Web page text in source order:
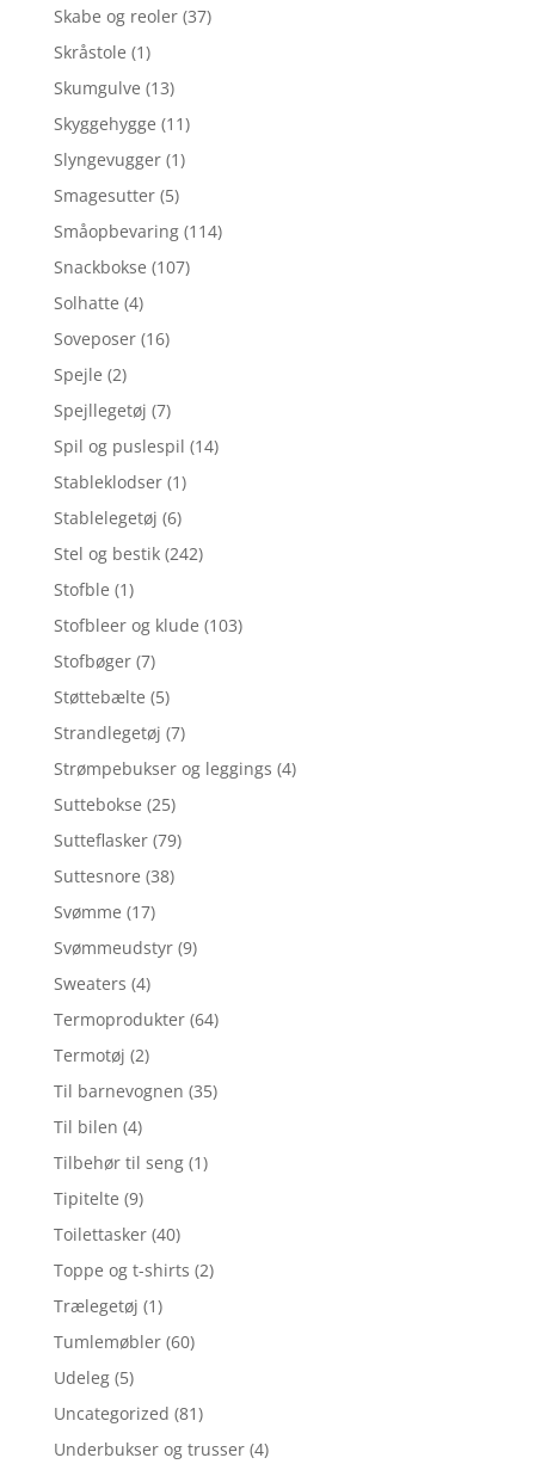
Skabe og reoler (37)
Skråstole (1)
Skumgulve (13)
Skyggehygge (11)
Slyngevugger (1)
Smagesutter (5)
Småopbevaring (114)
Snackbokse (107)
Solhatte (4)
Soveposer (16)
Spejle (2)
Spejllegetøj (7)
Spil og puslespil (14)
Stableklodser (1)
Stablelegetøj (6)
Stel og bestik (242)
Stofble (1)
Stofbleer og klude (103)
Stofbøger (7)
Støttebælte (5)
Strandlegetøj (7)
Strømpebukser og leggings (4)
Suttebokse (25)
Sutteflasker (79)
Suttesnore (38)
Svømme (17)
Svømmeudstyr (9)
Sweaters (4)
Termoprodukter (64)
Termotøj (2)
Til barnevognen (35)
Til bilen (4)
Tilbehør til seng (1)
Tipitelte (9)
Toilettasker (40)
Toppe og t-shirts (2)
Trælegetøj (1)
Tumlemøbler (60)
Udeleg (5)
Uncategorized (81)
Underbukser og trusser (4)